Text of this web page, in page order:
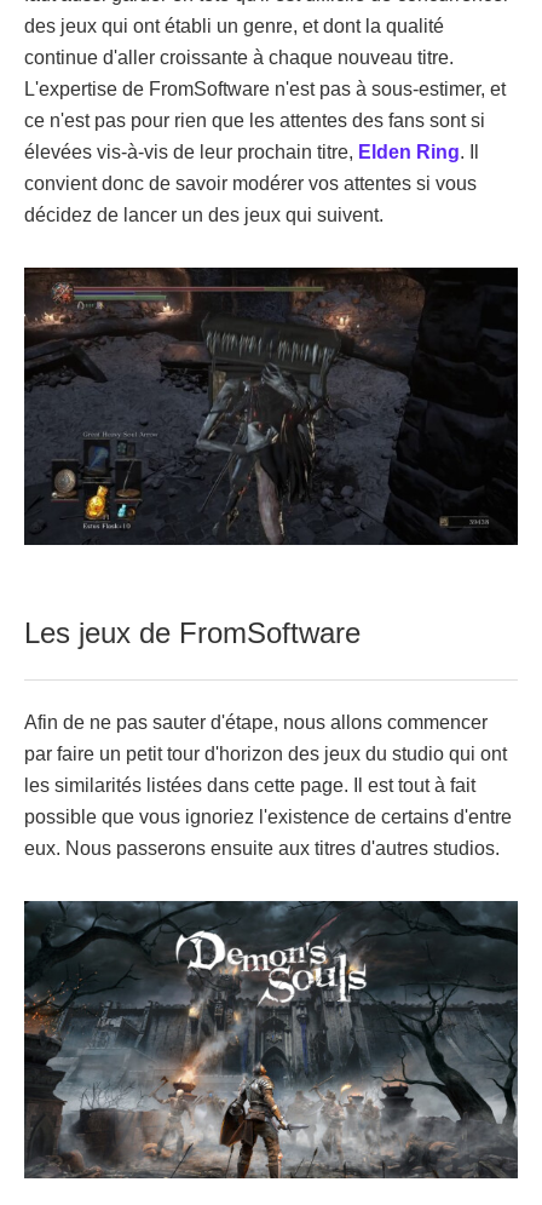
des jeux qui ont établi un genre, et dont la qualité
continue d'aller croissante à chaque nouveau titre.
L'expertise de FromSoftware n'est pas à sous-estimer, et
ce n'est pas pour rien que les attentes des fans sont si
élevées vis-à-vis de leur prochain titre, Elden Ring. Il
convient donc de savoir modérer vos attentes si vous
décidez de lancer un des jeux qui suivent.
Les jeux de FromSoftware
Afin de ne pas sauter d'étape, nous allons commencer
par faire un petit tour d'horizon des jeux du studio qui ont
les similarités listées dans cette page. Il est tout à fait
possible que vous ignoriez l'existence de certains d'entre
eux. Nous passerons ensuite aux titres d'autres studios.